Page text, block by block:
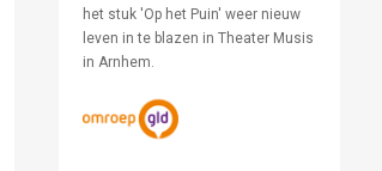
het stuk 'Op het Puin' weer nieuw
leven in te blazen in Theater Musis
in Arnhem.